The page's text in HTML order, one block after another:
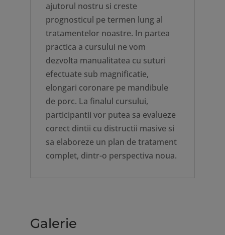
ajutorul nostru si creste
prognosticul pe termen lung al
tratamentelor noastre. In partea
practica a cursului ne vom
dezvolta manualitatea cu suturi
efectuate sub magnificatie,
elongari coronare pe mandibule
de porc. La finalul cursului,
participantii vor putea sa evalueze
corect dintii cu distructii masive si
sa elaboreze un plan de tratament
complet, dintr-o perspectiva noua.
Galerie